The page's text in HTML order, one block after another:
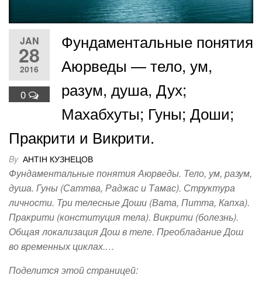
JAN
28
2016
0
Фундаментальные понятия
Аюрведы — тело, ум,
разум, душа, Дух;
Махабхуты; Гуны; Доши;
Пракрити и Викрити.
By АНТІН КУЗНЕЦОВ
Фундаментальные понятия Аюрведы. Тело, ум, разум,
душа. Гуны (Саттва, Раджас и Тамас). Структура
личности. Три телесные Доши (Вата, Питта, Капха).
Пракрити (конституция тела). Викрити (болезнь).
Общая локализация Дош в теле. Преобладание Дош
во временных циклах.…
Поделится этой страницей: